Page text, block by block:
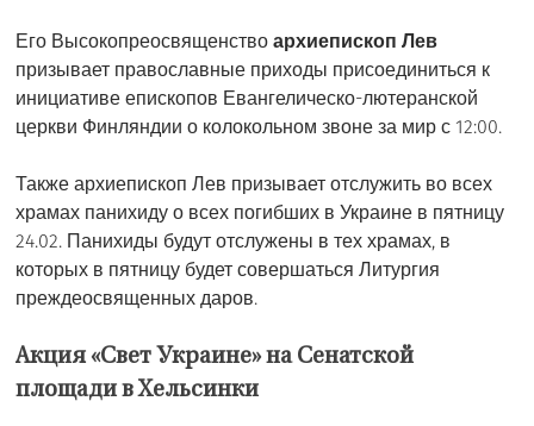
Его Высокопреосвященствоархиепископ Лев
призывает православные приходы присоединиться к
инициативе епископов Евангелическо-лютеранской
церкви Финляндии о колокольном звоне за мир с 12:00.
Также архиепископ Лев призывает отслужить во всех
храмах панихиду о всех погибших в Украине в пятницу
24.02. Панихиды будут отслужены в тех храмах, в
которых в пятницу будет совершаться Литургия
преждеосвященных даров.
Акция «Свет Украине» на Сенатской
площади в Хельсинки